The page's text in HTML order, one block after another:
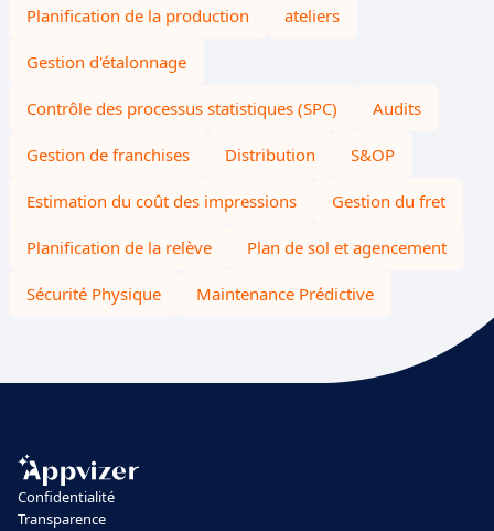
Planification de la production ateliers
Gestion d'étalonnage
Contrôle des processus statistiques (SPC) Audits
Gestion de franchises Distribution S&OP
Estimation du coût des impressions Gestion du fret
Planification de la relève Plan de sol et agencement
Sécurité Physique Maintenance Prédictive
Confidentialité
Transparence